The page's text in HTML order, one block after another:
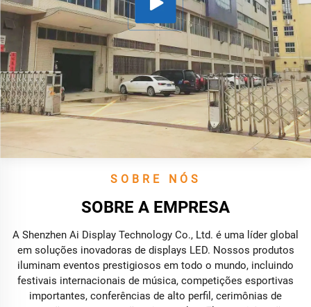
SOBRE NÓS
SOBRE A EMPRESA
A Shenzhen Ai Display Technology Co., Ltd. é uma líder global
em soluções inovadoras de displays LED. Nossos produtos
iluminam eventos prestigiosos em todo o mundo, incluindo
festivais internacionais de música, competições esportivas
importantes, conferências de alto perfil, cerimônias de